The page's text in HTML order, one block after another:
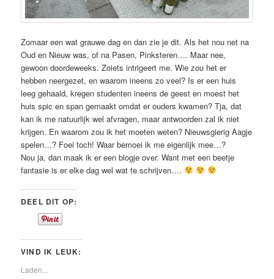
Zomaar een wat grauwe dag en dan zie je dit. Als het nou net na
Oud en Nieuw was, of na Pasen, Pinksteren…. Maar nee,
gewoon doordeweeks. Zoiets intrigeert me. Wie zou het er
hebben neergezet, en waarom ineens zo veel? Is er een huis
leeg gehaald, kregen studenten ineens de geest en moest het
huis spic en span gemaakt omdat er ouders kwamen? Tja, dat
kan ik me natuurlijk wel afvragen, maar antwoorden zal ik niet
krijgen. En waarom zou ik het moeten weten? Nieuwsgierig Aagje
spelen…? Foei toch! Waar bemoei ik me eigenlijk mee…?
Nou ja, dan maak ik er een blogje over. Want met een beetje
fantasie is er elke dag wel wat te schrijven….
DEEL DIT OP:
VIND IK LEUK:
Laden...